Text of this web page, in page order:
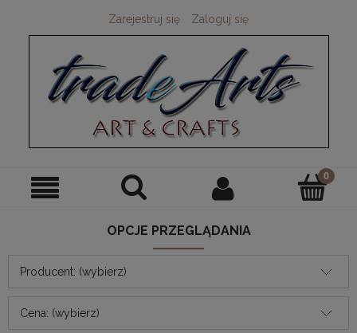
Zarejestruj się Zaloguj się
OPCJE PRZEGLĄDANIA
Producent: (wybierz)
Cena: (wybierz)